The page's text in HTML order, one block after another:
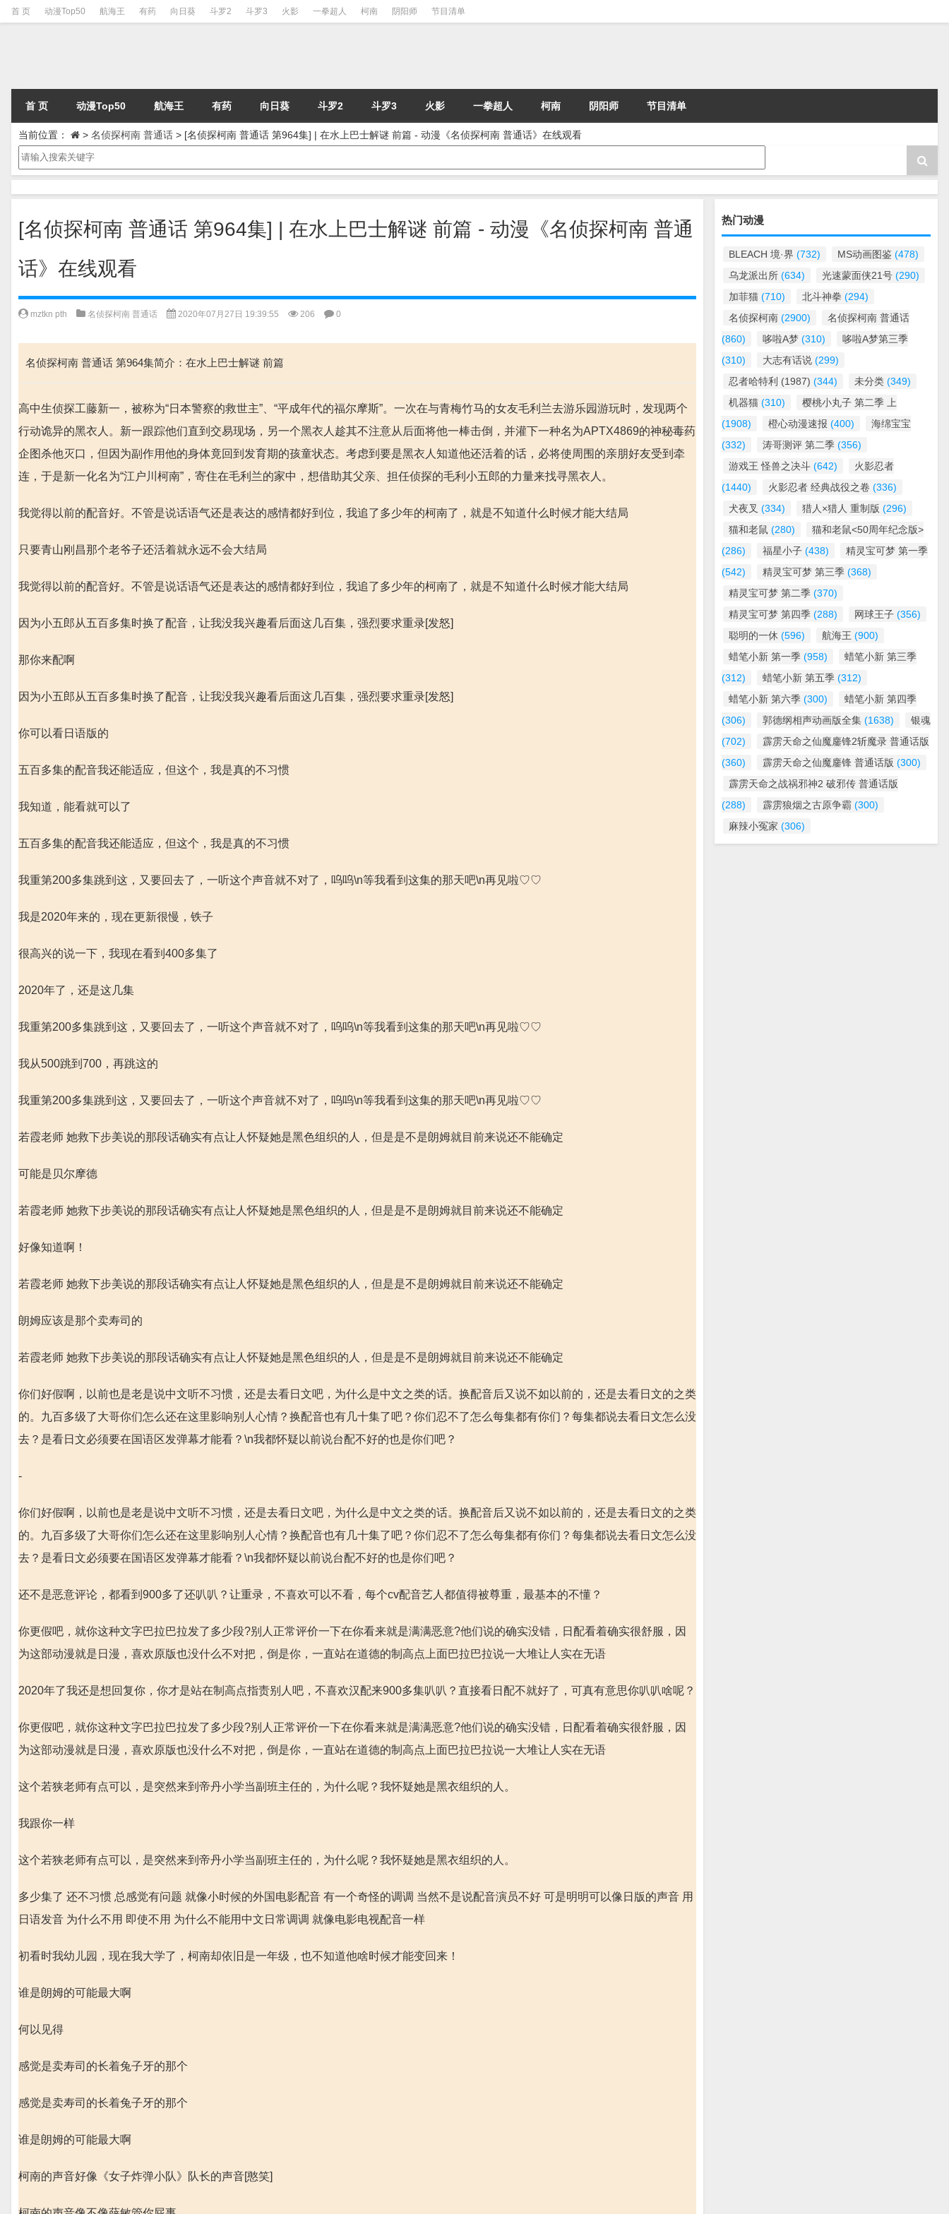
首 页 动漫Top50 航海王 有药 向日葵 斗罗2 斗罗3 火影 一拳超人 柯南 阴阳师 节目清单
首 页 动漫Top50 航海王 有药 向日葵 斗罗2 斗罗3 火影 一拳超人 柯南 阴阳师 节目清单
当前位置： > 名侦探柯南 普通话 > [名侦探柯南 普通话 第964集] | 在水上巴士解谜 前篇 - 动漫《名侦探柯南 普通话》在线观看
[名侦探柯南 普通话 第964集] | 在水上巴士解谜 前篇 - 动漫《名侦探柯南 普通
话》在线观看
mztkn pth 名侦探柯南 普通话 2020年07月27日 19:39:55 206 0
名侦探柯南 普通话 第964集简介：在水上巴士解谜 前篇
高中生侦探工藤新一，被称为“日本警察的救世主”、“平成年代的福尔摩斯”。一次在与青梅竹马的女友毛利兰去游乐园游玩时，发现两个
行动诡异的黑衣人。新一跟踪他们直到交易现场，另一个黑衣人趁其不注意从后面将他一棒击倒，并灌下一种名为APTX4869的神秘毒药
企图杀他灭口，但因为副作用他的身体竟回到发育期的孩童状态。考虑到要是黑衣人知道他还活着的话，必将使周围的亲朋好友受到牵
连，于是新一化名为“江户川柯南”，寄住在毛利兰的家中，想借助其父亲、担任侦探的毛利小五郎的力量来找寻黑衣人。
我觉得以前的配音好。不管是说话语气还是表达的感情都好到位，我追了多少年的柯南了，就是不知道什么时候才能大结局
只要青山刚昌那个老爷子还活着就永远不会大结局
我觉得以前的配音好。不管是说话语气还是表达的感情都好到位，我追了多少年的柯南了，就是不知道什么时候才能大结局
因为小五郎从五百多集时换了配音，让我没我兴趣看后面这几百集，强烈要求重录[发怒]
那你来配啊
因为小五郎从五百多集时换了配音，让我没我兴趣看后面这几百集，强烈要求重录[发怒]
你可以看日语版的
五百多集的配音我还能适应，但这个，我是真的不习惯
我知道，能看就可以了
五百多集的配音我还能适应，但这个，我是真的不习惯
我重第200多集跳到这，又要回去了，一听这个声音就不对了，呜呜\n等我看到这集的那天吧\n再见啦♡♡
我是2020年来的，现在更新很慢，铁子
很高兴的说一下，我现在看到400多集了
2020年了，还是这几集
我重第200多集跳到这，又要回去了，一听这个声音就不对了，呜呜\n等我看到这集的那天吧\n再见啦♡♡
我从500跳到700，再跳这的
我重第200多集跳到这，又要回去了，一听这个声音就不对了，呜呜\n等我看到这集的那天吧\n再见啦♡♡
若霞老师 她救下步美说的那段话确实有点让人怀疑她是黑色组织的人，但是是不是朗姆就目前来说还不能确定
可能是贝尔摩德
若霞老师 她救下步美说的那段话确实有点让人怀疑她是黑色组织的人，但是是不是朗姆就目前来说还不能确定
好像知道啊！
若霞老师 她救下步美说的那段话确实有点让人怀疑她是黑色组织的人，但是是不是朗姆就目前来说还不能确定
朗姆应该是那个卖寿司的
若霞老师 她救下步美说的那段话确实有点让人怀疑她是黑色组织的人，但是是不是朗姆就目前来说还不能确定
你们好假啊，以前也是老是说中文听不习惯，还是去看日文吧，为什么是中文之类的话。换配音后又说不如以前的，还是去看日文的之类
的。九百多级了大哥你们怎么还在这里影响别人心情？换配音也有几十集了吧？你们忍不了怎么每集都有你们？每集都说去看日文怎么没
去？是看日文必须要在国语区发弹幕才能看？\n我都怀疑以前说台配不好的也是你们吧？
-
你们好假啊，以前也是老是说中文听不习惯，还是去看日文吧，为什么是中文之类的话。换配音后又说不如以前的，还是去看日文的之类
的。九百多级了大哥你们怎么还在这里影响别人心情？换配音也有几十集了吧？你们忍不了怎么每集都有你们？每集都说去看日文怎么没
去？是看日文必须要在国语区发弹幕才能看？\n我都怀疑以前说台配不好的也是你们吧？
还不是恶意评论，都看到900多了还叭叭？让重录，不喜欢可以不看，每个cv配音艺人都值得被尊重，最基本的不懂？
你更假吧，就你这种文字巴拉巴拉发了多少段?别人正常评价一下在你看来就是满满恶意?他们说的确实没错，日配看着确实很舒服，因
为这部动漫就是日漫，喜欢原版也没什么不对把，倒是你，一直站在道德的制高点上面巴拉巴拉说一大堆让人实在无语
2020年了我还是想回复你，你才是站在制高点指责别人吧，不喜欢汉配来900多集叭叭？直接看日配不就好了，可真有意思你叭叭啥呢？
你更假吧，就你这种文字巴拉巴拉发了多少段?别人正常评价一下在你看来就是满满恶意?他们说的确实没错，日配看着确实很舒服，因
为这部动漫就是日漫，喜欢原版也没什么不对把，倒是你，一直站在道德的制高点上面巴拉巴拉说一大堆让人实在无语
这个若狭老师有点可以，是突然来到帝丹小学当副班主任的，为什么呢？我怀疑她是黑衣组织的人。
我跟你一样
这个若狭老师有点可以，是突然来到帝丹小学当副班主任的，为什么呢？我怀疑她是黑衣组织的人。
多少集了 还不习惯 总感觉有问题 就像小时候的外国电影配音 有一个奇怪的调调 当然不是说配音演员不好 可是明明可以像日版的声音 用
日语发音 为什么不用 即使不用 为什么不能用中文日常调调 就像电影电视配音一样
初看时我幼儿园，现在我大学了，柯南却依旧是一年级，也不知道他啥时候才能变回来！
谁是朗姆的可能最大啊
何以见得
感觉是卖寿司的长着兔子牙的那个
感觉是卖寿司的长着兔子牙的那个
谁是朗姆的可能最大啊
柯南的声音好像《女子炸弹小队》队长的声音[憨笑]
热门动漫
BLEACH 境·界 (732) MS动画图鉴 (478)
乌龙派出所 (634) 光速蒙面侠21号 (290)
加菲猫 (710) 北斗神拳 (294)
名侦探柯南 (2900)
名侦探柯南 普通话
(860)
哆啦A梦 (310)
哆啦A梦第三季
(310)
大志有话说 (299)
忍者哈特利 (1987) (344) 未分类 (349)
机器猫 (310)
樱桃小丸子 第二季 上
(1908)
橙心动漫速报 (400)
海绵宝宝
(332)
涛哥测评 第二季 (356)
游戏王 怪兽之决斗 (642)
火影忍者
(1440)
火影忍者 经典战役之卷 (336)
犬夜叉 (334) 猎人×猎人 重制版 (296)
猫和老鼠 (280)
猫和老鼠<50周年纪念版>
(286)
福星小子 (438)
精灵宝可梦 第一季
(542)
精灵宝可梦 第三季 (368)
精灵宝可梦 第二季 (370)
精灵宝可梦 第四季 (288) 网球王子 (356)
聪明的一休 (596) 航海王 (900)
蜡笔小新 第一季 (958)
蜡笔小新 第三季
(312)
蜡笔小新 第五季 (312)
蜡笔小新 第六季 (300)
蜡笔小新 第四季
(306)
郭德纲相声动画版全集 (1638)
银魂
(702)
霹雳天命之仙魔鏖锋2斩魔录 普通话版
(360)
霹雳天命之仙魔鏖锋 普通话版 (300)
霹雳天命之战祸邪神2 破邪传 普通话版
(288)
霹雳狼烟之古原争霸 (300)
麻辣小冤家 (306)